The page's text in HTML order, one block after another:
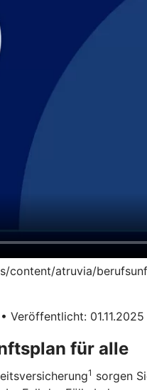
content/atruvia/
Veröffentlicht: 01.11.2025
für alle
1 sorgen